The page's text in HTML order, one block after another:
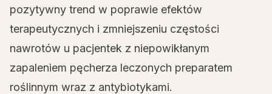
pozytywny trend w poprawie efektów
terapeutycznych i zmniejszeniu częstości
nawrotów u pacjentek z niepowikłanym
zapaleniem pęcherza leczonych preparatem
roślinnym wraz z antybiotykami.